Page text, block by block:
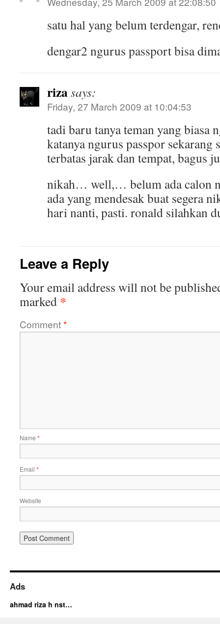
satu hal yang belum terdengar,
dengar2 ngurus passport bisa
rizasays:
Friday, 27 March 2009 at 10:04:53
tadi baru tanya teman yang biasa
katanya ngurus passpor
terbatas jarak dan tempat, bagus
nikah… well,… belum ada calon
ada yang mendesak buat segera
hari nanti, pasti. ronald silahkan
Leave a Reply
Your email address will not be
marked *
Comment*
Name *
Email *
Website
Ads
ahmad riza h nst…